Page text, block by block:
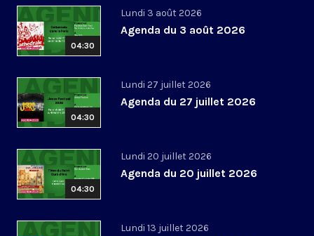
04:30
Lundi 3 août 2026
Agenda du 3 août 2026
04:30
Lundi 27 juillet 2026
Agenda du 27 juillet 2026
04:30
Lundi 20 juillet 2026
Agenda du 20 juillet 2026
Lundi 13 juillet 2026